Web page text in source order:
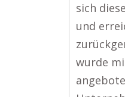
sich
und
wurde